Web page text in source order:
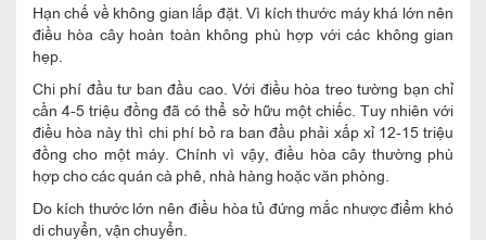
Hạn chế về không gian lắp đặt. Vì kích thước máy khá lớn nên
điều hòa cây hoàn toàn không phù hợp với các không gian
hẹp.
Chi phí đầu tư ban đầu cao. Với điều hòa treo tường bạn chỉ
cần 4-5 triệu đồng đã có thể sở hữu một chiếc. Tuy nhiên với
điều hòa này thì chi phí bỏ ra ban đầu phải xấp xỉ 12-15 triệu
đồng cho một máy. Chính vì vậy, điều hòa cây thường phù
hợp cho các quán cà phê, nhà hàng hoặc văn phòng.
Do kích thước lớn nên điều hòa tủ đứng mắc nhược điểm khó
di chuyển, vận chuyển.